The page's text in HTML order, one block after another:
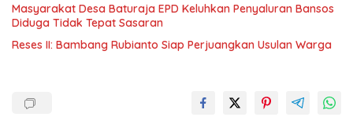
Masyarakat Desa Baturaja EPD Keluhkan Penyaluran Bansos
Diduga Tidak Tepat Sasaran
Reses II: Bambang Rubianto Siap Perjuangkan Usulan Warga